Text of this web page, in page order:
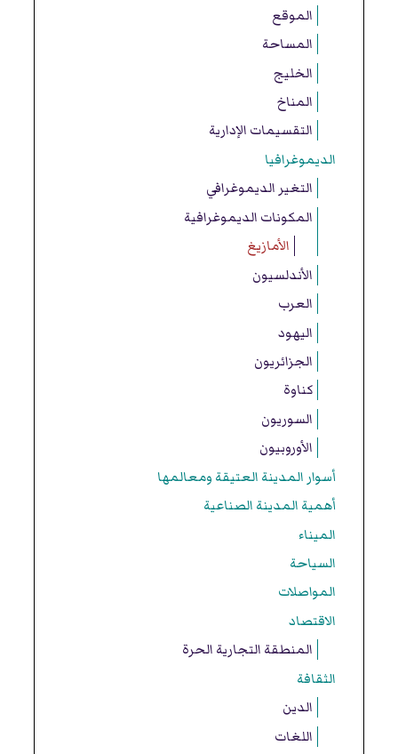
الموقع
المساحة
الخليج
المناخ
التقسيمات الإدارية
الديموغرافيا
التغير الديموغرافي
المكونات الديموغرافية
الأمازيغ
الأندلسيون
العرب
اليهود
الجزائريون
كناوة
السوريون
الأوروبيون
أسوار المدينة العتيقة ومعالمها
أهمية المدينة الصناعية
الميناء
السياحة
المواصلات
الاقتصاد
المنطقة التجارية الحرة
الثقافة
الدين
اللغات